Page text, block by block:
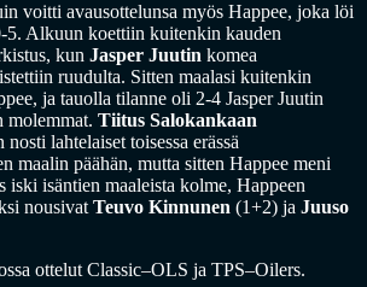
voitti avausottelunsa myös Happee, joka löi
5. Alkuun koettiin kuitenkin kauden
kun Jasper Juutin komea
ruudulta. Sitten maalasi kuitenkin
ja tauolla tilanne oli 2-4 Jasper Juutin
molemmat. Tiitus Salokankaan
lahtelaiset toisessa erässä
maalin päähän, mutta sitten Happee meni
iski isäntien maaleista kolme, Happeen
nousivat Teuvo Kinnunen (1+2) ja Juuso
ottelut Classic–OLS ja TPS–Oilers.